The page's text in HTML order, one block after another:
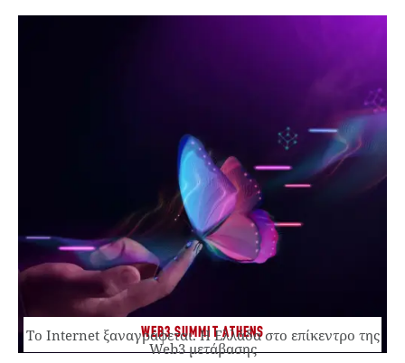
WEB3 SUMMIT ATHENS
Το Internet ξαναγράφεται. Η Ελλάδα στο επίκεντρο της
Web3 μετάβασης